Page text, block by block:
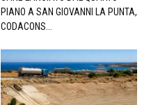
PIANO A SAN GIOVANNI LA PUNTA,
CODACONS...